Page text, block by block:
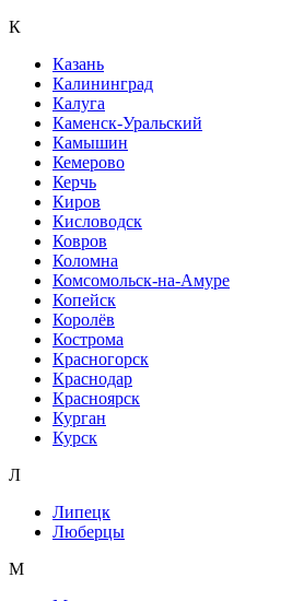
К
Казань
Калининград
Калуга
Каменск-Уральский
Камышин
Кемерово
Керчь
Киров
Кисловодск
Ковров
Коломна
Комсомольск-на-Амуре
Копейск
Королёв
Кострома
Красногорск
Краснодар
Красноярск
Курган
Курск
Л
Липецк
Люберцы
М